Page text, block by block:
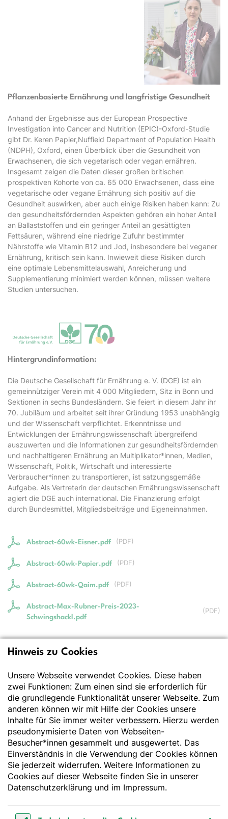
Pflanzenbasierte Ernährung und langfristige Gesundheit
Anhand der Ergebnisse aus der European Prospective
Investigation into Cancer and Nutrition (EPIC)-Oxford-Studie
gibt Dr. Keren Papier,Nuffield Department of Population Health
(NDPH), Oxford, einen Überblick über die Gesundheit von
Erwachsenen, die sich vegetarisch oder vegan ernähren.
Insgesamt zeigen die Daten dieser großen britischen
prospektiven Kohorte von ca. 65 000 Erwachsenen, dass eine
vegetarische oder vegane Ernährung sich positiv auf die
Gesundheit auswirken, aber auch einige Risiken haben kann: Zu
den gesundheitsfördernden Aspekten gehören ein hoher Anteil
an Ballaststoffen und ein geringer Anteil an gesättigten
Fettsäuren, während eine niedrige Zufuhr bestimmter
Nährstoffe wie Vitamin B12 und Jod, insbesondere bei veganer
Ernährung, kritisch sein kann. Inwieweit diese Risiken durch
eine optimale Lebensmittelauswahl, Anreicherung und
Supplementierung minimiert werden können, müssen weitere
Studien untersuchen.
Hintergrundinformation:
Die Deutsche Gesellschaft für Ernährung e. V. (DGE) ist ein
gemeinnütziger Verein mit 4 000 Mitgliedern, Sitz in Bonn und
Sektionen in sechs Bundesländern. Sie feiert in diesem Jahr ihr
70. Jubiläum und arbeitet seit ihrer Gründung 1953 unabhängig
und der Wissenschaft verpflichtet. Erkenntnisse und
Entwicklungen der Ernährungswissenschaft übergreifend
auszuwerten und die Informationen zur gesundheitsfördernden
und nachhaltigeren Ernährung an Multiplikator*innen, Medien,
Wissenschaft, Politik, Wirtschaft und interessierte
Verbraucher*innen zu transportieren, ist satzungsgemäße
Aufgabe. Als Vertreterin der deutschen Ernährungswissenschaft
agiert die DGE auch international. Die Finanzierung erfolgt
durch Bundesmittel, Mitgliedsbeiträge und Eigeneinnahmen.
Abstract-60wk-Eisner.pdf (PDF)
Abstract-60wk-Papier.pdf (PDF)
Abstract-60wk-Qaim.pdf (PDF)
Abstract-Max-Rubner-Preis-2023-
Schwingshackl.pdf
(PDF)
für Ernährung e.V.
Der Wissenschaft verpflichtet - Ihre Partnerin für
Essen und Trinken
Deutsche Gesellschaft für Ernährung e. V.
Godesberger Allee 136
53175 Bonn
Tel:+49 228 3776-600
Fax:+49 228 3776-800
webmaster@dge.de
Hinweis zu Cookies
Unsere Webseite verwendet Cookies. Diese haben
zwei Funktionen: Zum einen sind sie erforderlich für
die grundlegende Funktionalität unserer Webseite. Zum
anderen können wir mit Hilfe der Cookies unsere
Inhalte für Sie immer weiter verbessern. Hierzu werden
pseudonymisierte Daten von Webseiten-
Besucher*innen gesammelt und ausgewertet. Das
Einverständnis in die Verwendung der Cookies können
Sie jederzeit widerrufen. Weitere Informationen zu
Cookies auf dieser Webseite finden Sie in unserer
Datenschutzerklärung und im Impressum.